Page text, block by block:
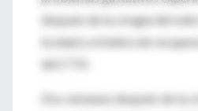
después de la cirugía del
la edad y el índice de
del CTN.
Dos semanas después de la